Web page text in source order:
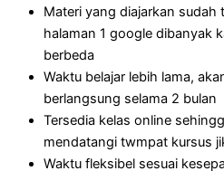
Materi yang diajarkan sudah
halaman 1 google dibanyak
berbeda
Waktu belajar lebih lama,
berlangsung selama 2 bulan
Tersedia kelas online
mendatangi twmpat kursus
Waktu fleksibel sesuai